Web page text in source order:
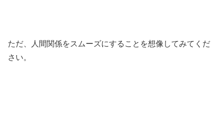
ただ、人間関係をスムーズにすることを想像してみてくだ
さい。